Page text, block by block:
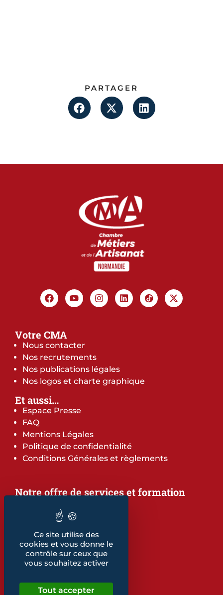
PARTAGER
Votre CMA
Nous contacter
Nos recrutements
Nos publications légales
Nos logos et charte graphique
Et aussi…
Espace Presse
FAQ
Mentions Légales
Politique de confidentialité
Conditions Générales et règlements
Notre offre de services et formation
Notre offre de formation
Les indicateurs
Nos publications
Notre glossaire
Ce site utilise des
cookies et vous donne le
contrôle sur ceux que
vous souhaitez activer
Tout accepter